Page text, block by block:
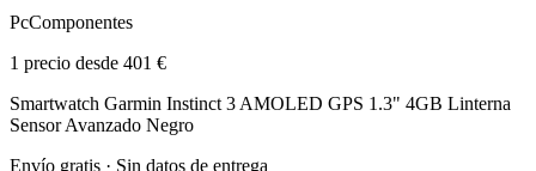
PcComponentes
1 precio desde 401 €
Smartwatch Garmin Instinct 3 AMOLED GPS 1.3" 4GB Linterna
Sensor Avanzado Negro
Envío gratis · Sin datos de entrega